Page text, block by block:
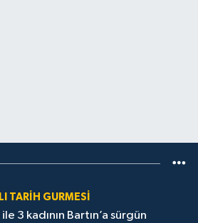
TARIH GURMESI
3 kadının Bartın’a sürgün